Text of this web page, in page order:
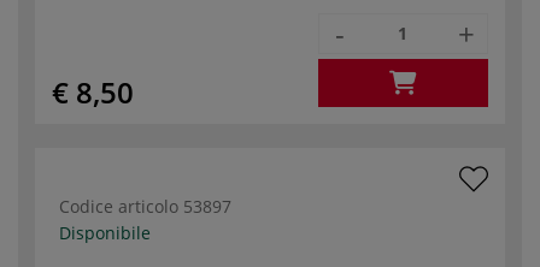
€ 8,50
- +
Codice articolo 53897
Disponibile